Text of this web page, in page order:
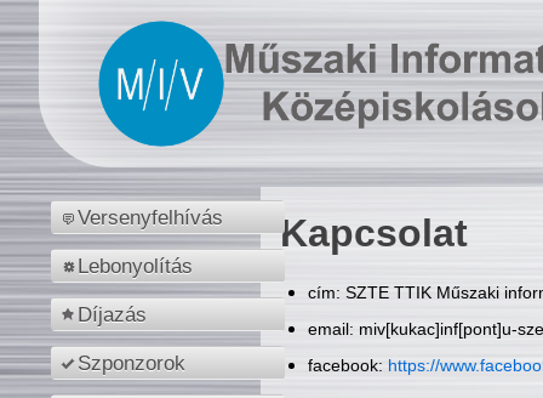
Versenyfelhívás
Lebonyolítás
Díjazás
Szponzorok
Kapcsolat
cím: SZTE TTIK Műszaki
email: miv[kukac]inf[pont]u-
facebook: https://